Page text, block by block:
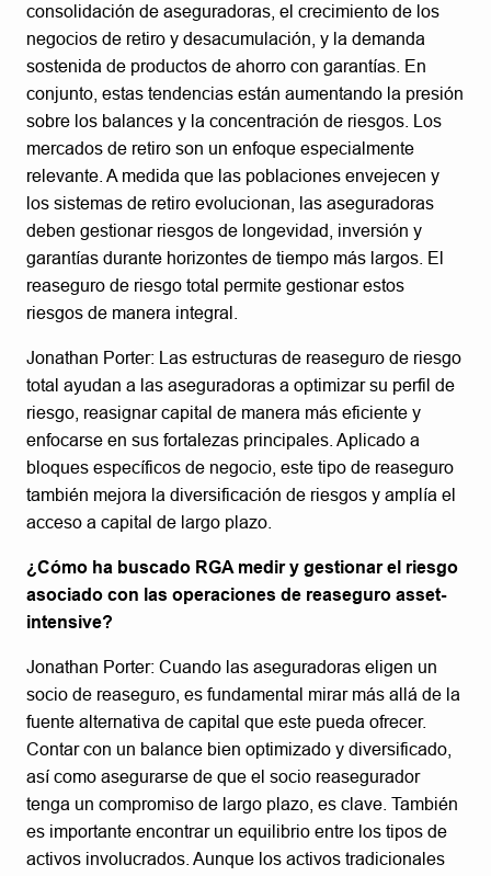
consolidación de aseguradoras, el crecimiento de los
negocios de retiro y desacumulación, y la demanda
sostenida de productos de ahorro con garantías. En
conjunto, estas tendencias están aumentando la presión
sobre los balances y la concentración de riesgos. Los
mercados de retiro son un enfoque especialmente
relevante. A medida que las poblaciones envejecen y
los sistemas de retiro evolucionan, las aseguradoras
deben gestionar riesgos de longevidad, inversión y
garantías durante horizontes de tiempo más largos. El
reaseguro de riesgo total permite gestionar estos
riesgos de manera integral.
Jonathan Porter: Las estructuras de reaseguro de riesgo
total ayudan a las aseguradoras a optimizar su perfil de
riesgo, reasignar capital de manera más eficiente y
enfocarse en sus fortalezas principales. Aplicado a
bloques específicos de negocio, este tipo de reaseguro
también mejora la diversificación de riesgos y amplía el
acceso a capital de largo plazo.
¿Cómo ha buscado RGA medir y gestionar el riesgo
asociado con las operaciones de reaseguro asset-
intensive?
Jonathan Porter: Cuando las aseguradoras eligen un
socio de reaseguro, es fundamental mirar más allá de la
fuente alternativa de capital que este pueda ofrecer.
Contar con un balance bien optimizado y diversificado,
así como asegurarse de que el socio reasegurador
tenga un compromiso de largo plazo, es clave. También
es importante encontrar un equilibrio entre los tipos de
activos involucrados. Aunque los activos tradicionales